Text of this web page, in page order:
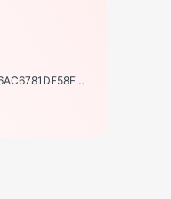
D82D34FF39E2698B27F11B6AC6781DF58F3924CB.dll